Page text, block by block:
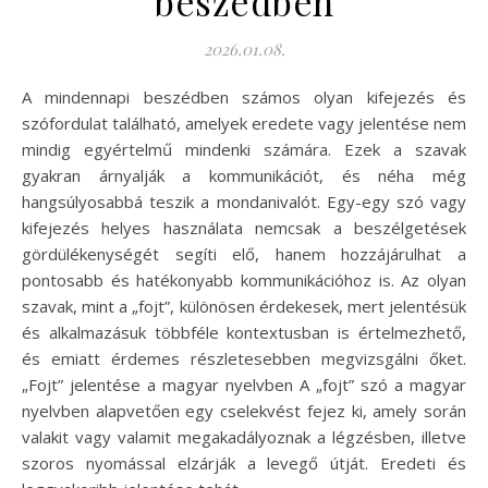
2026.01.08.
A mindennapi beszédben számos olyan kifejezés és
szófordulat található, amelyek eredete vagy jelentése nem
mindig egyértelmű mindenki számára. Ezek a szavak
gyakran árnyalják a kommunikációt, és néha még
hangsúlyosabbá teszik a mondanivalót. Egy-egy szó vagy
kifejezés helyes használata nemcsak a beszélgetések
gördülékenységét segíti elő, hanem hozzájárulhat a
pontosabb és hatékonyabb kommunikációhoz is. Az olyan
szavak, mint a „fojt”, különösen érdekesek, mert jelentésük
és alkalmazásuk többféle kontextusban is értelmezhető,
és emiatt érdemes részletesebben megvizsgálni őket.
„Fojt” jelentése a magyar nyelvben A „fojt” szó a magyar
nyelvben alapvetően egy cselekvést fejez ki, amely során
valakit vagy valamit megakadályoznak a légzésben, illetve
szoros nyomással elzárják a levegő útját. Eredeti és